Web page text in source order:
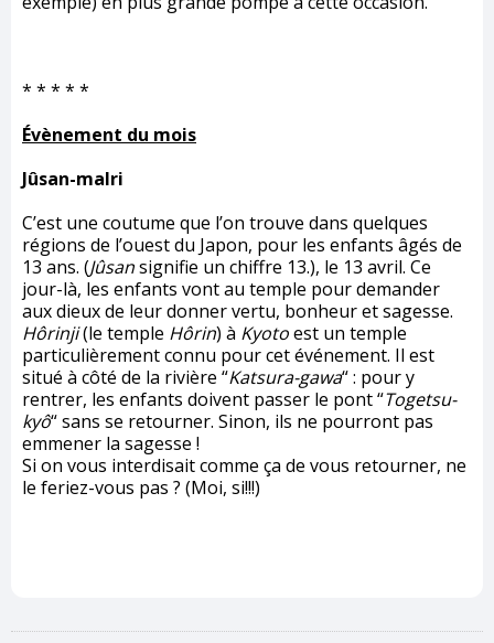
* * * * *
Évènement du mois
Jûsan-maIri
C’est une coutume que l’on trouve dans quelques
régions de l’ouest du Japon, pour les enfants âgés de
13 ans. (Jûsansignifie un chiffre 13.), le 13 avril. Ce
jour-là, les enfants vont au temple pour demander
aux dieux de leur donner vertu, bonheur et sagesse.
Hôrinji(le temple Hôrin) à Kyotoest un temple
particulièrement connu pour cet événement. Il est
situé à côté de la rivière “Katsura-gawa“ : pour y
rentrer, les enfants doivent passer le pont “Togetsu-
kyô“ sans se retourner. Sinon, ils ne pourront pas
emmener la sagesse !
Si on vous interdisait comme ça de vous retourner, ne
le feriez-vous pas ? (Moi, si!!!)